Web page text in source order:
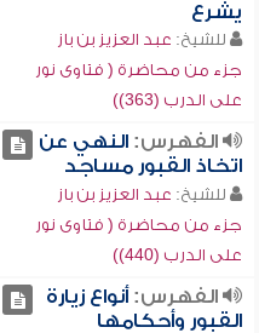
يشرع
للشيخ: عبد العزيز بن باز
جزء من محاضرة ( فتاوى نور
على الدرب (363))
الفهرس:النهي عن
اتخاذ القبور مساجد
للشيخ: عبد العزيز بن باز
جزء من محاضرة ( فتاوى نور
على الدرب (440))
الفهرس:أنواع زيارة
القبور وأحكامها